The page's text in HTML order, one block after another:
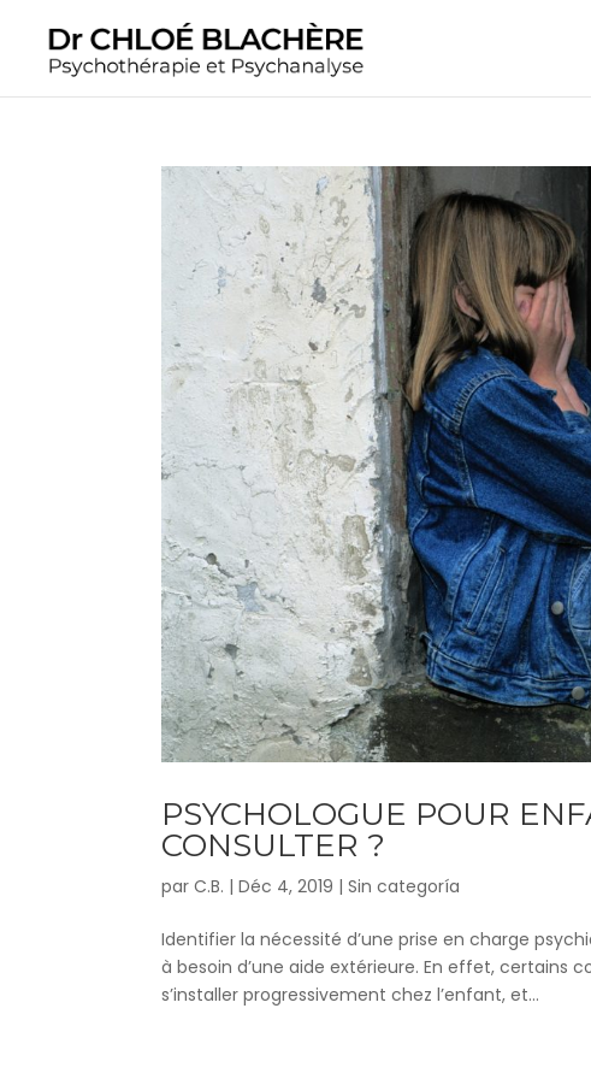
PSYCHOLOGUE POUR
CONSULTER ?
parC.B. |Déc 4, 2019 |Sin categoría
Identifier la nécessité d’une prise en charge
à besoin d’une aide extérieure. En effet,
s’installer progressivement chez l’enfant, et...